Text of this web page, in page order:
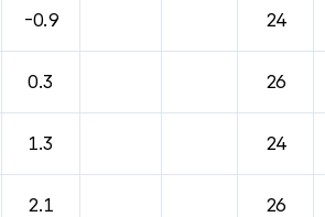
-0.9 24
0.3 26
1.3 24
2.1 26